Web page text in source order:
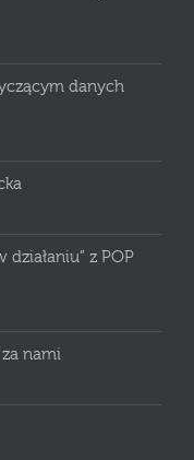
danych
z POP
nami